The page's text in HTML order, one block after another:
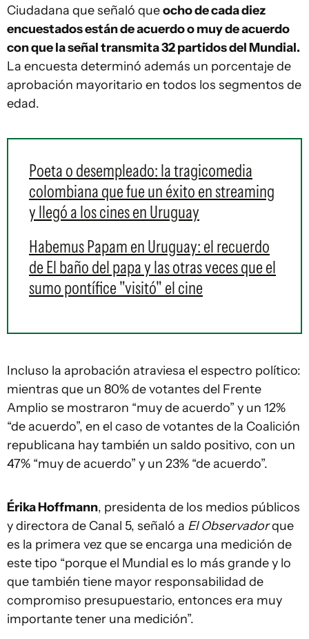
Ciudadana que señaló queocho de cada diez
encuestados están de acuerdo o muy de acuerdo
con que la señal transmita 32 partidos del Mundial.
La encuesta determinó además un porcentaje de
aprobación mayoritario en todos los segmentos de
edad.
Poeta o desempleado: la tragicomedia
colombiana que fue un éxito en streaming
y llegó a los cines en Uruguay
Habemus Papam en Uruguay: el recuerdo
de El baño del papa y las otras veces que el
sumo pontífice "visitó" el cine
Incluso la aprobación atraviesa el espectro político:
mientras que un 80% de votantes del Frente
Amplio se mostraron “muy de acuerdo” y un 12%
“de acuerdo”, en el caso de votantes de la Coalición
republicana hay también un saldo positivo, con un
47% “muy de acuerdo” y un 23% “de acuerdo”.
Érika Hoffmann, presidenta de los medios públicos
y directora de Canal 5, señaló a El Observadorque
es la primera vez que se encarga una medición de
este tipo “porque el Mundial es lo más grande y lo
que también tiene mayor responsabilidad de
compromiso presupuestario, entonces era muy
importante tener una medición”.